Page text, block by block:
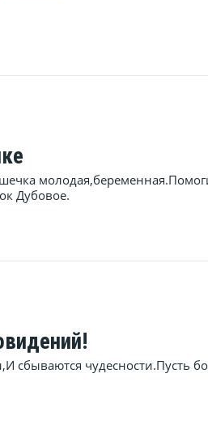
Дубовое.
сбываются чудесности.Пусть